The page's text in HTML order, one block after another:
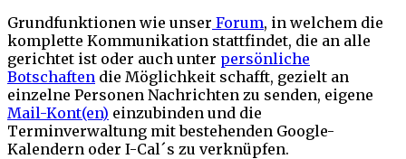
Grundfunktionen wie unser Forum, in welchem die
komplette Kommunikation stattfindet, die an alle
gerichtet ist oder auch unter persönliche
Botschaften die Möglichkeit schafft, gezielt an
einzelne Personen Nachrichten zu senden, eigene
Mail-Kont(en) einzubinden und die
Terminverwaltung mit bestehenden Google-
Kalendern oder I-Cal´s zu verknüpfen.